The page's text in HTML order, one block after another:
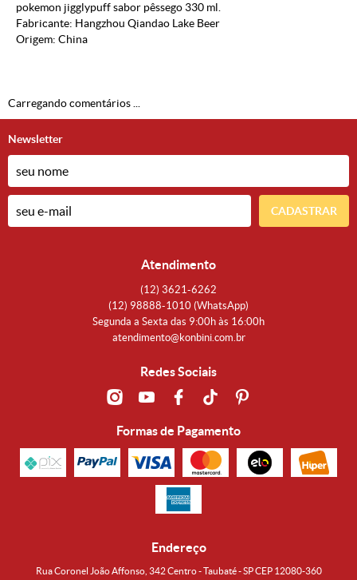
pokemon jigglypuff sabor pêssego 330 ml.
Fabricante: Hangzhou Qiandao Lake Beer
Origem: China
Carregando comentários ...
Newsletter
CADASTRAR
Atendimento
(12) 3621-6262
(12) 98888-1010 (WhatsApp)
Segunda a Sexta das 9:00h às 16:00h
atendimento@konbini.com.br
Redes Sociais
Formas de Pagamento
Endereço
Rua Coronel João Affonso, 342 Centro - Taubaté - SP CEP 12080-360